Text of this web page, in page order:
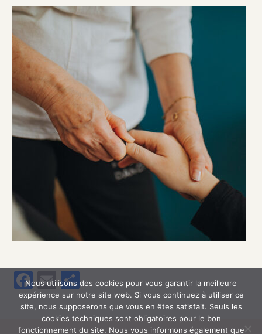
Facebook
EmailPartager
Nous utilisons des cookies pour vous garantir la meilleure
expérience sur notre site web. Si vous continuez à utiliser ce
site, nous supposerons que vous en êtes satisfait. Seuls les
cookies techniques sont obligatoires pour le bon
fonctionnement du site. Nous vous informons également que